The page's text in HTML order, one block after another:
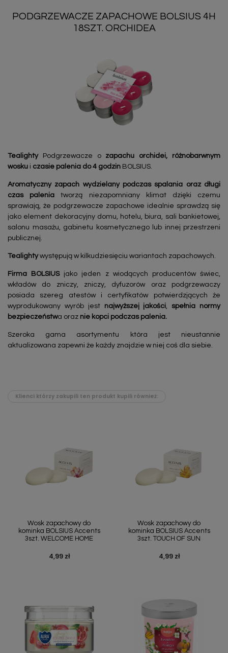
PODGRZEWACZE ZAPACHOWE BOLSIUS 4H
18SZT. ORCHIDEA
TealightyPodgrzewacze o zapachu
orchidei, różnobarwnym
wosku i czasie palenia do 4 godzin BOLSIUS.
Aromatyczny zapach wydzielany podczas spalania oraz długi
czas palenia tworzą niezapomniany klimat dzięki czemu
sprawiają, że podgrzewacze zapachowe idealnie sprawdzą się
jako element dekoracyjny domu, hotelu, biura, sali bankietowej,
salonu masażu, gabinetu kosmetycznego lub innej przestrzeni
publicznej.
Tealightywystępują w kilkudziesięciu wariantach zapachowych.
Firma BOLSIUSjako jeden z wiodących producentów świec,
wkładów do zniczy, zniczy, dyfuzorów oraz podgrzewaczy
posiada szereg atestów i certyfikatów potwierdzjących że
wyprodukowany wyrób jest
najwyższej jakości ,spełnia normy
bezpieczeństwa oraz nie kopci podczas palenia.
Szeroka gama asortymentu która jest nieustannie
aktualizowana zapewni że każdy znajdzie w niej coś dla siebie.
Klienci którzy zakupili ten produkt kupili również:
Wosk zapachowy do
kominka BOLSIUS Accents
3szt. WELCOME HOME
Cena
4,99 zł
Wosk zapachowy do
kominka BOLSIUS Accents
3szt. TOUCH OF SUN
Cena
4,99 zł